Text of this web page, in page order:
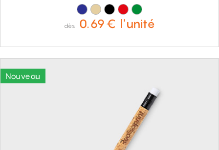
dès 0.69€ l'unité